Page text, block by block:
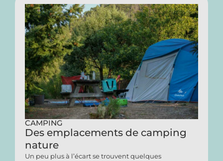
CAMPING
Des emplacements de camping
nature
Un peu plus à l’écart se trouvent quelques